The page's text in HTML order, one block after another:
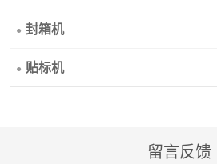
封箱机
贴标机
留言反馈